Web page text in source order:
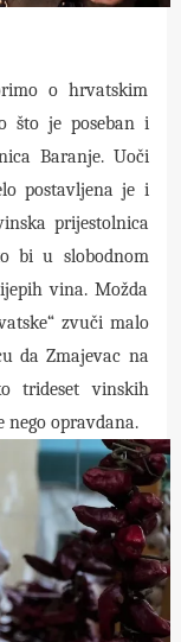
o hrvatskim
što je poseban i
Baranje. Uoči
postavljena je i
prijestolnica
bi u slobodnom
vina. Možda
zvuči malo
da Zmajevac na
trideset vinskih
nego opravdana.